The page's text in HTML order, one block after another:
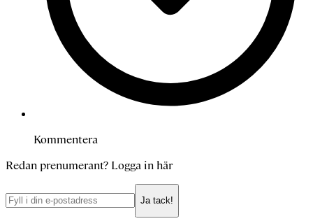
Kommentera
Redan prenumerant? Logga in här
Ja tack!